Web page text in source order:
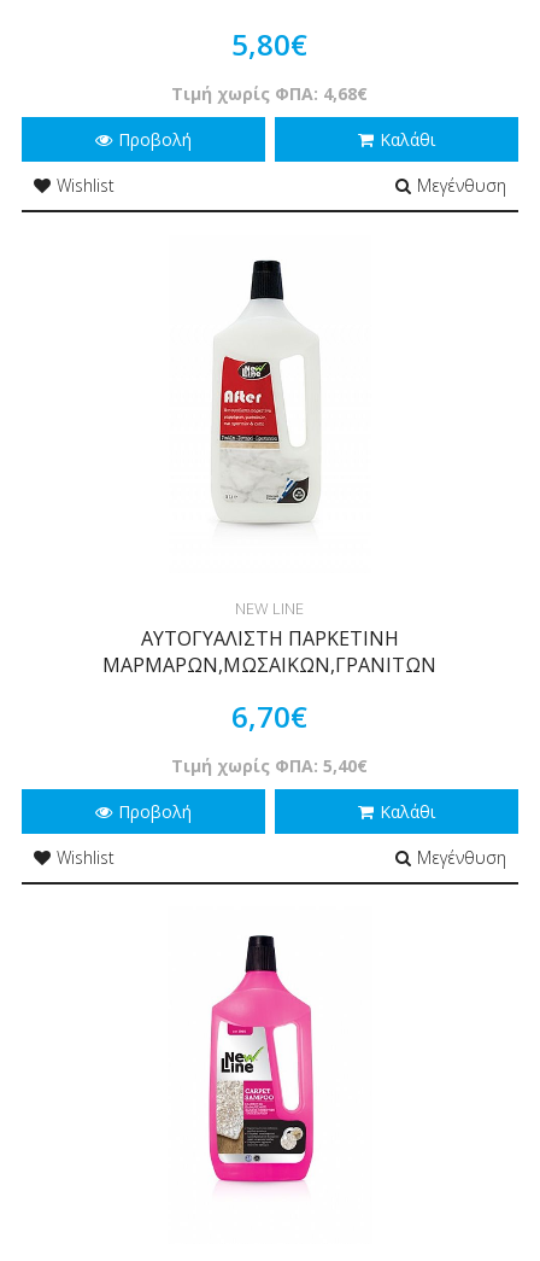
5,80€
Τιμή χωρίς ΦΠΑ: 4,68€
Προβολή
Καλάθι
Wishlist
Μεγένθυση
NEW LINE
ΑΥΤΟΓΥΑΛΙΣΤΗ ΠΑΡΚΕΤΙΝΗ
ΜΑΡΜΑΡΩΝ,ΜΩΣΑΙΚΩΝ,ΓΡΑΝΙΤΩΝ
6,70€
Τιμή χωρίς ΦΠΑ: 5,40€
Προβολή
Καλάθι
Wishlist
Μεγένθυση